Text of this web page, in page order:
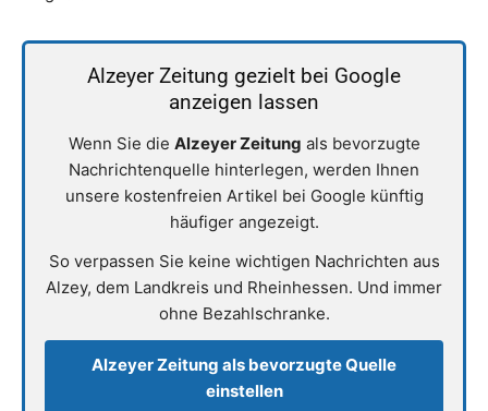
Alzeyer Zeitung gezielt bei Google
anzeigen lassen
Wenn Sie die Alzeyer Zeitung als bevorzugte
Nachrichtenquelle hinterlegen, werden Ihnen
unsere kostenfreien Artikel bei Google künftig
häufiger angezeigt.
So verpassen Sie keine wichtigen Nachrichten aus
Alzey, dem Landkreis und Rheinhessen. Und immer
ohne Bezahlschranke.
Alzeyer Zeitung als bevorzugte Quelle
einstellen